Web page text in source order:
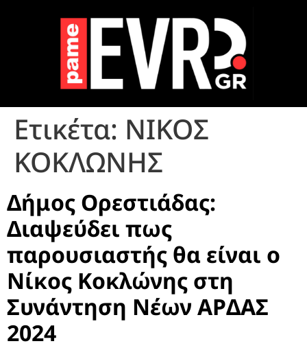
Ετικέτα: ΝΙΚΟΣ
ΚΟΚΛΩΝΗΣ
Δήμος Ορεστιάδας:
Διαψεύδει πως
παρουσιαστής θα είναι ο
Νίκος Κοκλώνης στη
Συνάντηση Νέων ΑΡΔΑΣ
2024